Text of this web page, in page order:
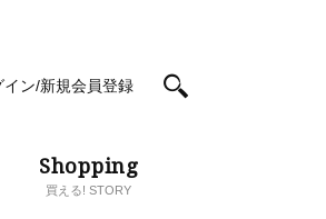
イン/新規会員登録
Shopping
買える! STORY